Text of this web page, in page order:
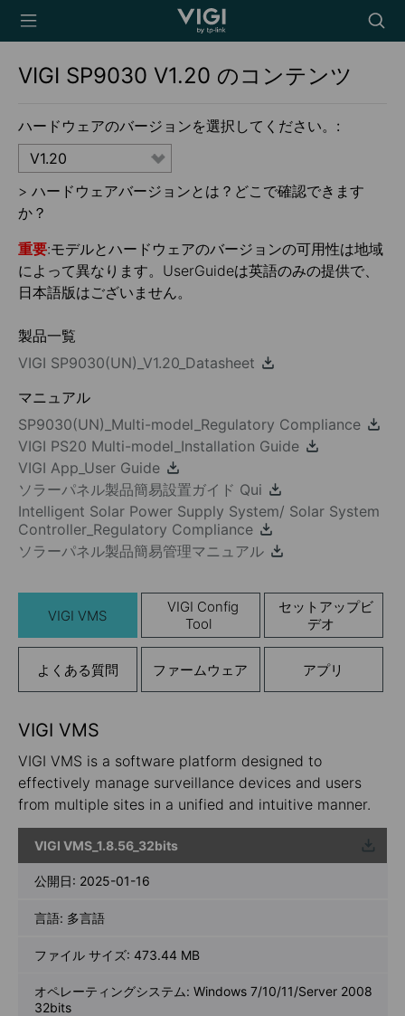
TP-Link, Reliably
icon
VIGI SP9030 V1.20 のコンテンツ
ハードウェアのバージョンを選択してください。:
V1.20
> ハードウェアバージョンとは？どこで確認できます
か？
重要:モデルとハードウェアのバージョンの可用性は地域
によって異なります。UserGuideは英語のみの提供で、
日本語版はございません。
製品一覧
VIGI SP9030(UN)_V1.20_Datasheet
マニュアル
SP9030(UN)_Multi-model_Regulatory Compliance
VIGI PS20 Multi-model_Installation Guide
VIGI App_User Guide
ソラーパネル製品簡易設置ガイド Qui
Intelligent Solar Power Supply System/ Solar System
Controller_Regulatory Compliance
ソラーパネル製品簡易管理マニュアル
VIGI VMS
VIGI Config
Tool
セットアップビ
デオ
よくある質問 ファームウェア アプリ
VIGI VMS
VIGI VMS is a software platform designed to
effectively manage surveillance devices and users
from multiple sites in a unified and intuitive manner.
VIGI VMS_1.8.56_32bits
ウンロ
ード
公開日: 2025-01-16
言語: 多言語
ファイル サイズ: 473.44 MB
オペレーティングシステム: Windows 7/10/11/Server 2008
32bits